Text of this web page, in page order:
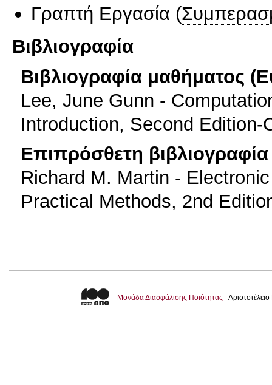
Γραπτή Εργασία (
Βιβλιογραφία
Βιβλιογραφία μαθήματος
Lee, June Gunn -
Introduction, Second Edition-
Επιπρόσθετη βιβλιογραφία
Richard M. Martin -
Practical Methods, 2nd
Μονάδα Διασφάλισης Ποιότητας -